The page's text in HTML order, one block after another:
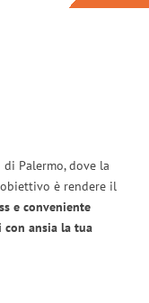
Palermo, dove la
è rendere il
e conveniente
con ansia la tua